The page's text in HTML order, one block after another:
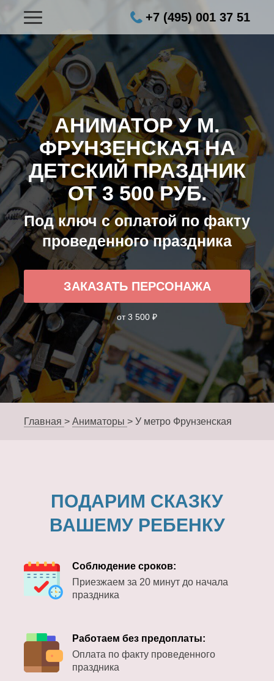
+7 (495) 001 37 51
АНИМАТОР У М.
ФРУНЗЕНСКАЯ НА
ДЕТСКИЙ ПРАЗДНИК
ОТ 3 500 РУБ.
Под ключ с оплатой по факту
проведенного праздника
ЗАКАЗАТЬ ПЕРСОНАЖА
от 3 500 ₽
Главная > Аниматоры > У метро Фрунзенская
ПОДАРИМ СКАЗКУ
ВАШЕМУ РЕБЕНКУ
Соблюдение сроков:
Приезжаем за 20 минут до начала
праздника
Работаем без предоплаты:
Оплата по факту проведенного
праздника